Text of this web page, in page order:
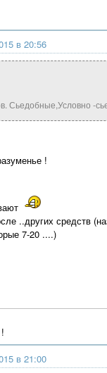
в 20:56
Сьедобные,Условно -
!
..других средств
7-20 ....)
в 21:00